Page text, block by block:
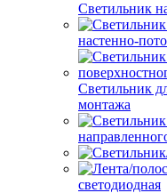
Светильник
настенно-
Светильник
монтажа
светодиодная